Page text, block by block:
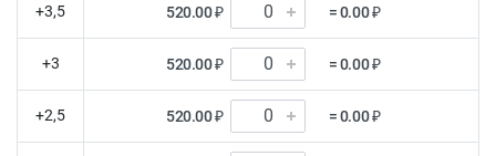
+3,5 520.00 ₽ = 0.00 ₽
+3 520.00 ₽ = 0.00 ₽
+2,5 520.00 ₽ = 0.00 ₽